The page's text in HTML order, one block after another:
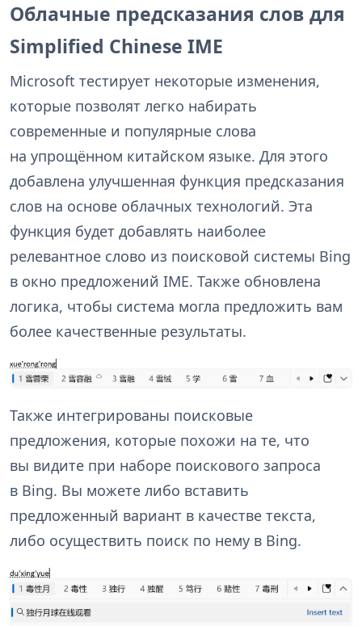
Облачные предсказания слов для
Simplified Chinese IME
Microsoft тестирует некоторые изменения,
которые позволят легко набирать
современные и популярные слова
на упрощённом китайском языке. Для этого
добавлена улучшенная функция предсказания
слов на основе облачных технологий. Эта
функция будет добавлять наиболее
релевантное слово из поисковой системы Bing
в окно предложений IME. Также обновлена
логика, чтобы система могла предложить вам
более качественные результаты.
Также интегрированы поисковые
предложения, которые похожи на те, что
вы видите при наборе поискового запроса
в Bing. Вы можете либо вставить
предложенный вариант в качестве текста,
либо осуществить поиск по нему в Bing.